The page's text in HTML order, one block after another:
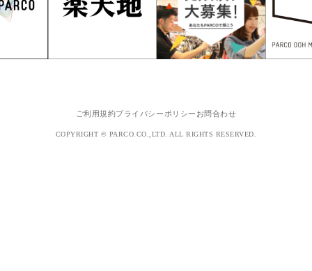
ご利用規約プライバシーポリシー お問合わせ
COPYRIGHT © PARCO.CO.,LTD. ALL RIGHTS RESERVED.